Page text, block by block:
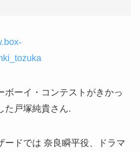
ボーイ・コンテストがきかっ
た戸塚純貴さん.
ードでは 奈良瞬平役、ドラマ